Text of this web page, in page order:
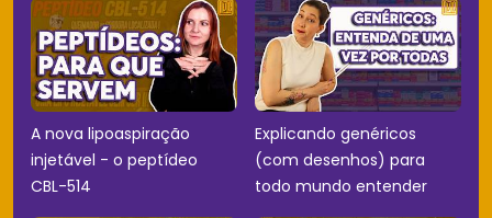
A nova lipoaspiração
injetável - o peptídeo
CBL-514
Explicando genéricos
(com desenhos) para
todo mundo entender